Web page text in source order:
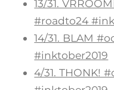
13/31.
#roadto24
14/31. BLAM
#inktober2019
4/31. THONK!